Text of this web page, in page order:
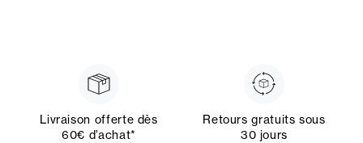
Livraison offerte dès
60€ d’achat*
Retours gratuits sous
30 jours